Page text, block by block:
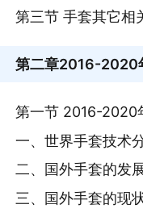
第三节 手套其它相
第二章2016-2020
第一节 2016-2020
一、世界手套技术
二、国外手套的发
三、国外手套的现